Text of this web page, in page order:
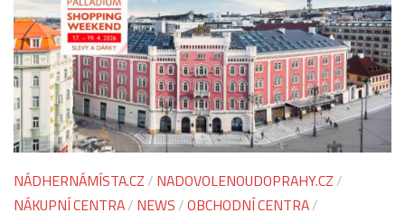
NÁDHERNÁMÍSTA.CZ / NADOVOLENOUDOPRAHY.CZ /
NÁKUPNÍ CENTRA/ NEWS /OBCHODNÍ CENTRA/